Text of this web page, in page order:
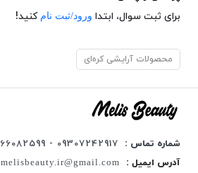
برای ثبت سوال، ابتدا ورود/ثبت نام کنید!
محصولات آرایشی کره‌ای
شماره تماس :
09307242917 - 02166082599
آدرس ایمیل :
melisbeauty.ir@gmail.com